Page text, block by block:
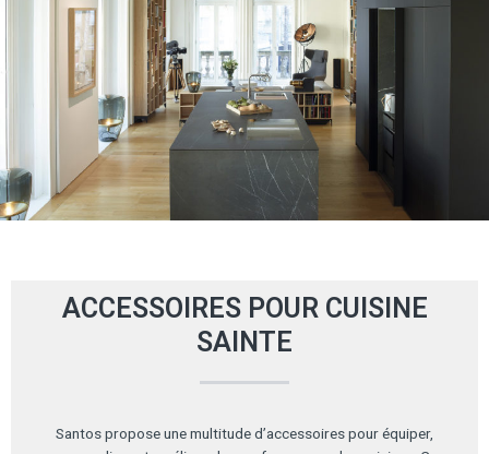
ACCESSOIRES POUR CUISINE
SAINTE
Santos propose une multitude d’accessoires pour équiper,